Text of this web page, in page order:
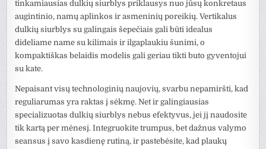
tinkamiausias dulkių siurblys priklausys nuo jūsų konkretaus
augintinio, namų aplinkos ir asmeninių poreikių. Vertikalus
dulkių siurblys su galingais šepečiais gali būti idealus
dideliame name su kilimais ir ilgaplaukiu šunimi, o
kompaktiškas belaidis modelis gali geriau tikti buto gyventojui
su kate.
Nepaisant visų technologinių naujovių, svarbu nepamiršti, kad
reguliarumas yra raktas į sėkmę. Net ir galingiausias
specializuotas dulkių siurblys nebus efektyvus, jei jį naudosite
tik kartą per mėnesį. Integruokite trumpus, bet dažnus valymo
seansus į savo kasdienę rutiną, ir pastebėsite, kad plaukų